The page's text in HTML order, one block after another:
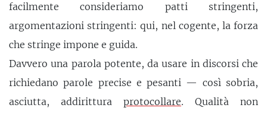
facilmente consideriamo patti stringenti,
argomentazioni stringenti: qui, nel cogente, la forza
che stringe impone e guida.
Davvero una parola potente, da usare in discorsi che
richiedano parole precise e pesanti — così sobria,
asciutta, addirittura protocollare. Qualità non